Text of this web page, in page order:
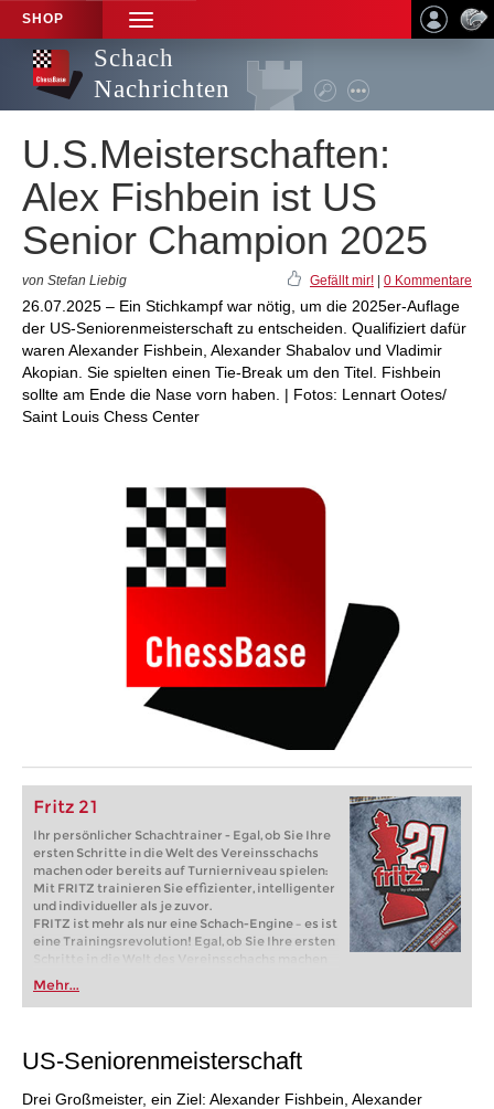
SHOP
TOGGLE
NAVIGATION
Schach
Nachrichten
U.S.Meisterschaften:
Alex Fishbein ist US
Senior Champion 2025
von Stefan Liebig Gefällt mir! 0 Kommentare
26.07.2025 – Ein Stichkampf war nötig, um die 2025er-Auflage
der US-Seniorenmeisterschaft zu entscheiden. Qualifiziert dafür
waren Alexander Fishbein, Alexander Shabalov und Vladimir
Akopian. Sie spielten einen Tie-Break um den Titel. Fishbein
sollte am Ende die Nase vorn haben. | Fotos: Lennart Ootes/
Saint Louis Chess Center
Fritz 21
Ihr persönlicher Schachtrainer - Egal, ob Sie Ihre
ersten Schritte in die Welt des Vereinsschachs
machen oder bereits auf Turnierniveau spielen:
Mit FRITZ trainieren Sie effizienter, intelligenter
und individueller als je zuvor.
FRITZ ist mehr als nur eine Schach-Engine – es ist
eine Trainingsrevolution! Egal, ob Sie Ihre ersten
Schritte in die Welt des Vereinsschachs machen
oder bereits auf Turnierniveau spielen: Mit
FRITZ trainieren Sie effizienter, intelligenter und
individueller als je zuvor.
Mehr...
US-Seniorenmeisterschaft
Drei Großmeister, ein Ziel: Alexander Fishbein, Alexander